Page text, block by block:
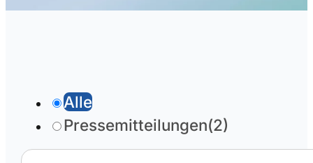
Alle
Pressemitteilungen(2)